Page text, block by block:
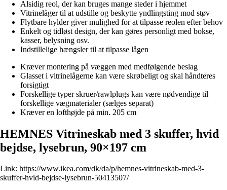
Alsidig reol, der kan bruges mange steder i hjemmet
Vitrinelåger til at udstille og beskytte yndlingsting mod støv
Flytbare hylder giver mulighed for at tilpasse reolen efter behov
Enkelt og tidløst design, der kan gøres personligt med bokse,
kasser, belysning osv.
Indstillelige hængsler til at tilpasse lågen
Kræver montering på væggen med medfølgende beslag
Glasset i vitrinelågerne kan være skrøbeligt og skal håndteres
forsigtigt
Forskellige typer skruer/rawlplugs kan være nødvendige til
forskellige vægmaterialer (sælges separat)
Kræver en lofthøjde på min. 205 cm
HEMNES Vitrineskab med 3 skuffer, hvid
bejdse, lysebrun, 90×197 cm
Link: https://www.ikea.com/dk/da/p/hemnes-vitrineskab-med-3-
skuffer-hvid-bejdse-lysebrun-50413507/